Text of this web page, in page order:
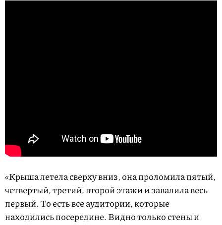
«Крыша летела сверху вниз, она проломила пятый,
четвертый, третий, второй этажи и завалила весь
первый. То есть все аудитории, которые
находились посередине. Видно только стены и